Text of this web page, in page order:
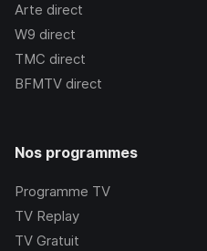
Arte direct
W9 direct
TMC direct
BFMTV direct
Nos programmes
Programme TV
TV Replay
TV Gratuit